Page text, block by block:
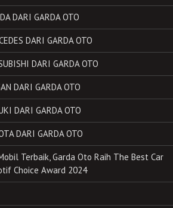
DARI GARDA OTO
DARI GARDA OTO
DARI GARDA OTO
DARI GARDA OTO
DARI GARDA OTO
DARI GARDA OTO
Terbaik, Garda Oto Raih The Best Car
Choice Award 2024